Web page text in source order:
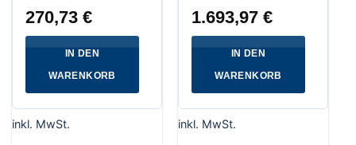
270,73€
IN DEN
WARENKORB
inkl. MwSt.
1.693,97€
IN DEN
WARENKORB
inkl. MwSt.